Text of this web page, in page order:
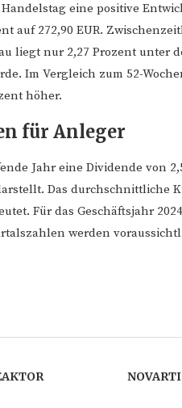
eine positive
auf 272,90 EUR.
liegt nur 2,27 Prozent unter
Im Vergleich zum 52-
höher.
für Anleger
Jahr eine Dividende von
Das durchschnittliche
Für das Geschäftsjahr
werden